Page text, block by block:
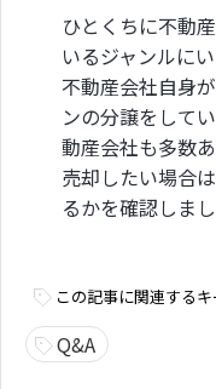
ひとくちに不動
いるジャンルに
不動産会社自身
ンの分譲をして
動産会社も多数
売却したい場合
るかを確認しまし
この記事に関連する
Q&A